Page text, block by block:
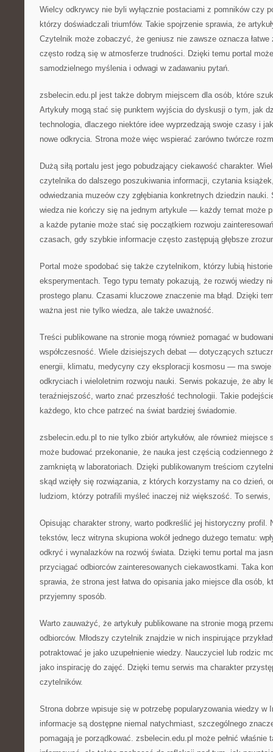
Wielcy odkrywcy nie byli wyłącznie postaciami z pomników czy
którzy doświadczali triumfów. Takie spojrzenie sprawia, że
Czytelnik może zobaczyć, że geniusz nie zawsze oznacza łatwe
często rodzą się w atmosferze trudności. Dzięki temu portal
samodzielnego myślenia i odwagi w zadawaniu pytań.
zsbelecin.edu.pl jest także dobrym miejscem dla osób, które
Artykuły mogą stać się punktem wyjścia do dyskusji o tym, jak
technologia, dlaczego niektóre idee wyprzedzają swoje czasy i
nowe odkrycia. Strona może więc wspierać zarówno twórcze
Dużą siłą portalu jest jego pobudzający ciekawość charakter.
czytelnika do dalszego poszukiwania informacji, czytania
odwiedzania muzeów czy zgłębiania konkretnych dziedzin nauki.
wiedza nie kończy się na jednym artykule — każdy temat może
a każde pytanie może stać się początkiem rozwoju
czasach, gdy szybkie informacje często zastępują głębsze
Portal może spodobać się także czytelnikom, którzy lubią
eksperymentach. Tego typu tematy pokazują, że rozwój wiedzy
prostego planu. Czasami kluczowe znaczenie ma błąd. Dzięki
ważna jest nie tylko wiedza, ale także uważność.
Treści publikowane na stronie mogą również pomagać w
współczesność. Wiele dzisiejszych debat — dotyczących
energii, klimatu, medycyny czy eksploracji kosmosu — ma swoje
odkryciach i wieloletnim rozwoju nauki. Serwis pokazuje, że aby
teraźniejszość, warto znać przeszłość technologii. Takie
każdego, kto chce patrzeć na świat bardziej świadomie.
zsbelecin.edu.pl to nie tylko zbiór artykułów, ale również miejsce
może budować przekonanie, że nauka jest częścią codziennego
zamkniętą w laboratoriach. Dzięki publikowanym treściom
skąd wzięły się rozwiązania, z których korzystamy na co dzień,
ludziom, którzy potrafili myśleć inaczej niż większość. To
Opisując charakter strony, warto podkreślić jej historyczny profil.
tekstów, lecz witryna skupiona wokół jednego dużego tematu:
odkryć i wynalazków na rozwój świata. Dzięki temu portal ma
przyciągać odbiorców zainteresowanych ciekawostkami. Taka
sprawia, że strona jest łatwa do opisania jako miejsce dla osób,
przyjemny sposób.
Warto zauważyć, że artykuły publikowane na stronie mogą
odbiorców. Młodszy czytelnik znajdzie w nich inspirujące
potraktować je jako uzupełnienie wiedzy. Nauczyciel lub rodzic
jako inspirację do zajęć. Dzięki temu serwis ma charakter
czytelników.
Strona dobrze wpisuje się w potrzebę popularyzowania wiedzy w
informacje są dostępne niemal natychmiast, szczególnego
pomagają je porządkować. zsbelecin.edu.pl może pełnić